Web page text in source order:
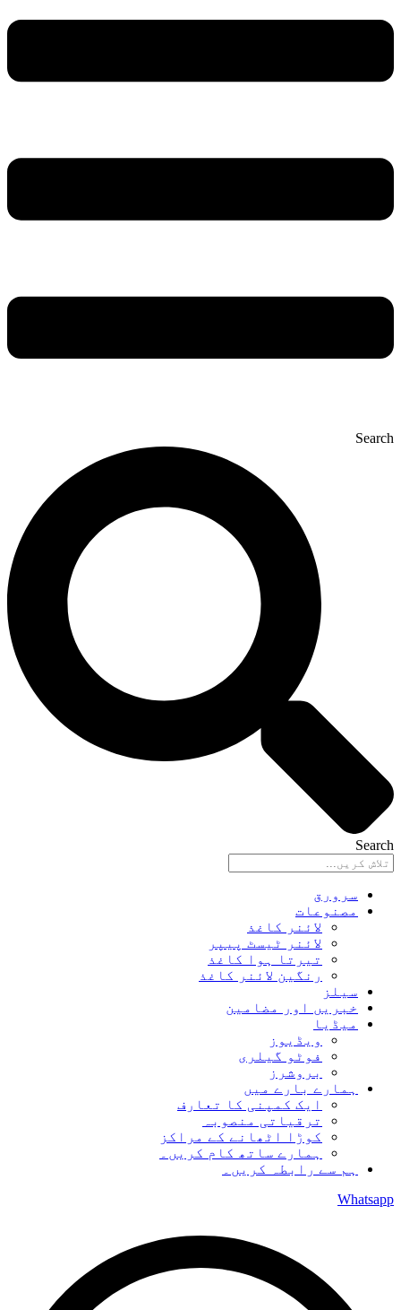
Search
Search
سرورق
مصنوعات
لائنر کاغذ
لائنر ٹیسٹ پیپر
تیرتا ہوا کاغذ
رنگین لائنر کاغذ
سیلز
خبریں اور مضامین
میڈیا
ویڈیوز
فوٹو گیلری
بروشرز
ہمارے بارے میں
ایک کمپنی کا تعارف
ترقیاتی منصوبہ
کوڑا اٹھانے کے مراکز
ہمارے ساتھ کام کریں۔
ہم سے رابطہ کریں۔
Whatsapp